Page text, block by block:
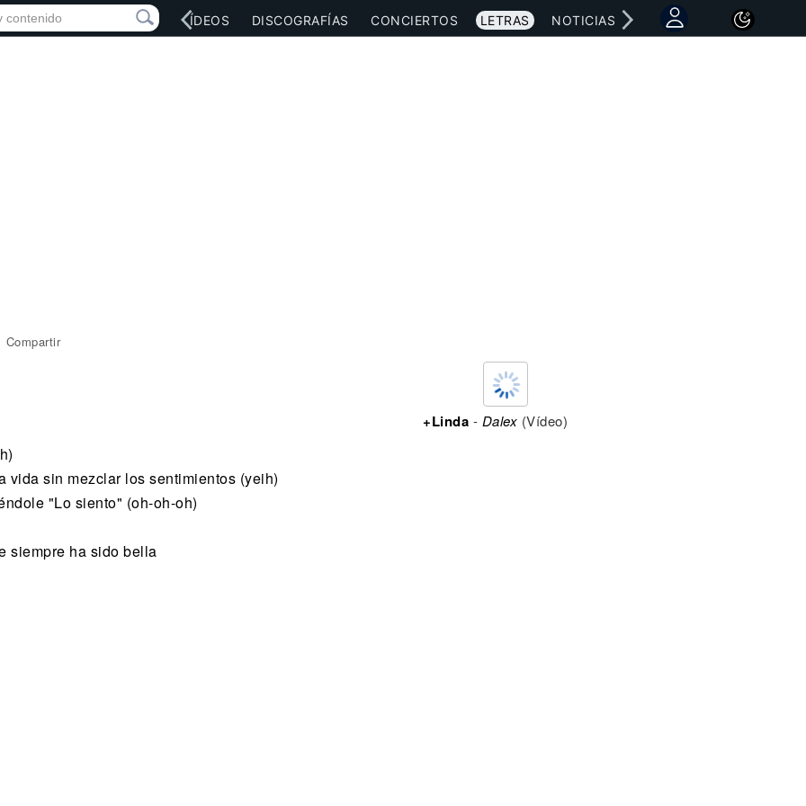
RED SOCIAL MÚSICA VÍDEOS DISCOGRAFÍAS CONCIERTOS LETRAS NOTICIAS
Compartir
vida sin mezclar los sentimientos (yeih)
"Lo siento" (oh-oh-oh)
siempre ha sido bella
+Linda - Dalex (Vídeo)